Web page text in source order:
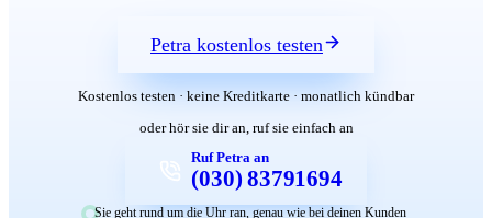
Petra kostenlos testen
Kostenlos testen · keine Kreditkarte · monatlich kündbar
oder hör sie dir an, ruf sie einfach an
Ruf Petra an
(030) 83791694
Sie geht rund um die Uhr ran, genau wie bei deinen Kunden